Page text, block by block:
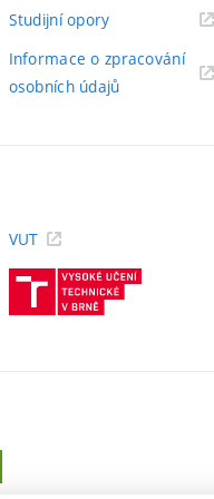
Studijní opory(externí
Informace o zpracování
osobních údajů(externí
VUT
(externí
stavební
VUT